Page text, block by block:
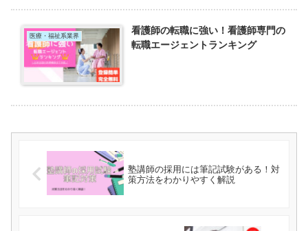
医療・福祉系業界
看護師の転職に強い！看護師専門の
転職エージェントランキング
塾講師の採用には筆記試験がある！対
策方法をわかりやすく解説